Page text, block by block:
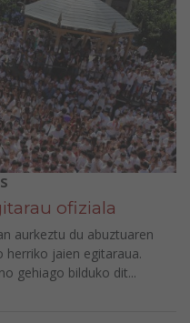
ofiziala
aurkeztu du abuztuaren
herriko jaien egitaraua.
gehiago bilduko dit...